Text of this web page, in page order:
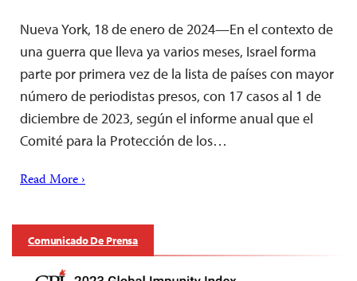
Nueva York, 18 de enero de 2024—En el contexto de
una guerra que lleva ya varios meses, Israel forma
parte por primera vez de la lista de países con mayor
número de periodistas presos, con 17 casos al 1 de
diciembre de 2023, según el informe anual que el
Comité para la Protección de los…
Read More ›
Comunicado De Prensa